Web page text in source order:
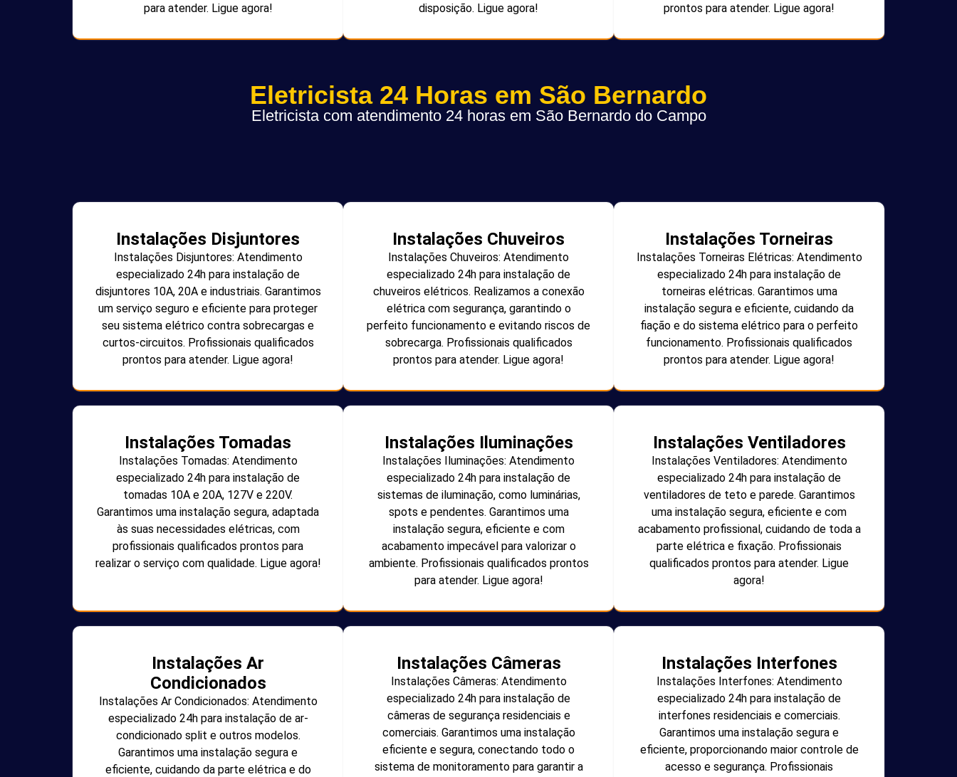
para atender. Ligue agora!
disposição. Ligue agora!
prontos para atender. Ligue agora!
Eletricista 24 Horas em São Bernardo
Eletricista com atendimento 24 horas em São Bernardo do Campo
Instalações Disjuntores
Instalações Disjuntores: Atendimento
especializado 24h para instalação de
disjuntores 10A, 20A e industriais. Garantimos
um serviço seguro e eficiente para proteger
seu sistema elétrico contra sobrecargas e
curtos-circuitos. Profissionais qualificados
prontos para atender. Ligue agora!
Instalações Chuveiros
Instalações Chuveiros: Atendimento
especializado 24h para instalação de
chuveiros elétricos. Realizamos a conexão
elétrica com segurança, garantindo o
perfeito funcionamento e evitando riscos de
sobrecarga. Profissionais qualificados
prontos para atender. Ligue agora!
Instalações Torneiras
Instalações Torneiras Elétricas: Atendimento
especializado 24h para instalação de
torneiras elétricas. Garantimos uma
instalação segura e eficiente, cuidando da
fiação e do sistema elétrico para o perfeito
funcionamento. Profissionais qualificados
prontos para atender. Ligue agora!
Instalações Tomadas
Instalações Tomadas: Atendimento
especializado 24h para instalação de
tomadas 10A e 20A, 127V e 220V.
Garantimos uma instalação segura, adaptada
às suas necessidades elétricas, com
profissionais qualificados prontos para
realizar o serviço com qualidade. Ligue agora!
Instalações Iluminações
Instalações Iluminações: Atendimento
especializado 24h para instalação de
sistemas de iluminação, como luminárias,
spots e pendentes. Garantimos uma
instalação segura, eficiente e com
acabamento impecável para valorizar o
ambiente. Profissionais qualificados prontos
para atender. Ligue agora!
Instalações Ventiladores
Instalações Ventiladores: Atendimento
especializado 24h para instalação de
ventiladores de teto e parede. Garantimos
uma instalação segura, eficiente e com
acabamento profissional, cuidando de toda a
parte elétrica e fixação. Profissionais
qualificados prontos para atender. Ligue
agora!
Instalações Ar
Condicionados
Instalações Ar Condicionados: Atendimento
especializado 24h para instalação de ar-
condicionado split e outros modelos.
Garantimos uma instalação segura e
eficiente, cuidando da parte elétrica e do
Instalações Câmeras
Instalações Câmeras: Atendimento
especializado 24h para instalação de
câmeras de segurança residenciais e
comerciais. Garantimos uma instalação
eficiente e segura, conectando todo o
sistema de monitoramento para garantir a
Instalações Interfones
Instalações Interfones: Atendimento
especializado 24h para instalação de
interfones residenciais e comerciais.
Garantimos uma instalação segura e
eficiente, proporcionando maior controle de
acesso e segurança. Profissionais